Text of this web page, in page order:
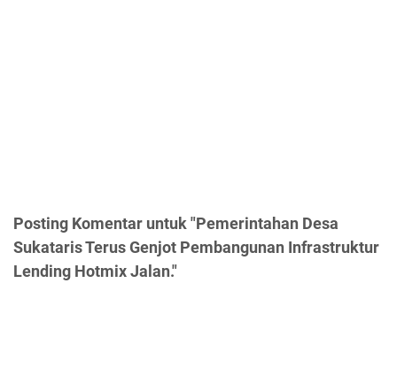
Posting Komentar untuk "Pemerintahan Desa
Sukataris Terus Genjot Pembangunan Infrastruktur
Lending Hotmix Jalan."